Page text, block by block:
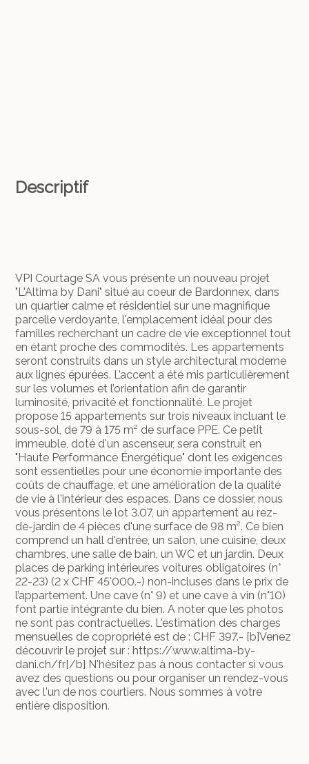
Descriptif
VPI Courtage SA vous présente un nouveau projet
"L'Altima by Dani" situé au coeur de Bardonnex, dans
un quartier calme et résidentiel sur une magnifique
parcelle verdoyante, l'emplacement idéal pour des
familles recherchant un cadre de vie exceptionnel tout
en étant proche des commodités. Les appartements
seront construits dans un style architectural moderne
aux lignes épurées. L’accent a été mis particulièrement
sur les volumes et l’orientation afin de garantir
luminosité, privacité et fonctionnalité. Le projet
propose 15 appartements sur trois niveaux incluant le
sous-sol, de 79 à 175 m² de surface PPE. Ce petit
immeuble, doté d'un ascenseur, sera construit en
"Haute Performance Énergétique" dont les exigences
sont essentielles pour une économie importante des
coûts de chauffage, et une amélioration de la qualité
de vie à l'intérieur des espaces. Dans ce dossier, nous
vous présentons le lot 3.07, un appartement au rez-
de-jardin de 4 pièces d'une surface de 98 m². Ce bien
comprend un hall d'entrée, un salon, une cuisine, deux
chambres, une salle de bain, un WC et un jardin. Deux
places de parking intérieures voitures obligatoires (n°
22-23) (2 x CHF 45'000.-) non-incluses dans le prix de
l’appartement. Une cave (n° 9) et une cave à vin (n°10)
font partie intégrante du bien. A noter que les photos
ne sont pas contractuelles. L'estimation des charges
mensuelles de copropriété est de : CHF 397.- [b]Venez
découvrir le projet sur : https://www.altima-by-
dani.ch/fr[/b] N'hésitez pas à nous contacter si vous
avez des questions ou pour organiser un rendez-vous
avec l'un de nos courtiers. Nous sommes à votre
entière disposition.